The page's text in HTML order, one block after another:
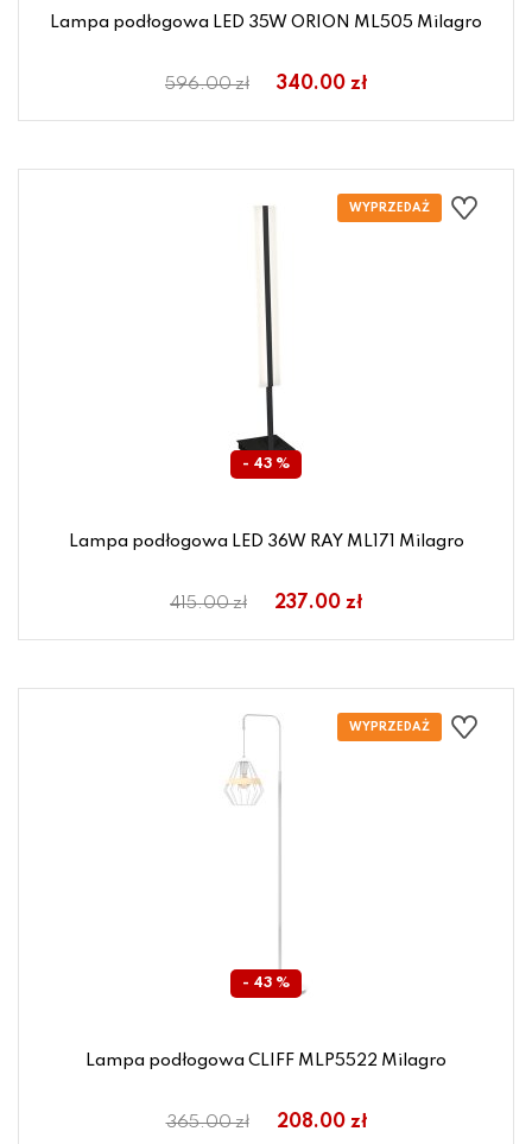
Lampa podłogowa LED 35W ORION ML505 Milagro
596.00 zł 340.00 zł
- 43 %
Lampa podłogowa LED 36W RAY ML171 Milagro
415.00 zł 237.00 zł
- 43 %
Lampa podłogowa CLIFF MLP5522 Milagro
365.00 zł 208.00 zł